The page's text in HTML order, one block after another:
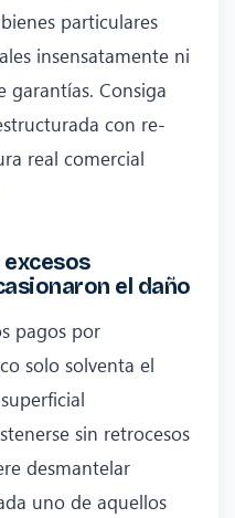
particulares
insensatamente ni
garantías. Consiga
con re-
real comercial
el daño
pagos por
solo solventa el
sin retrocesos
desmantelar
uno de aquellos